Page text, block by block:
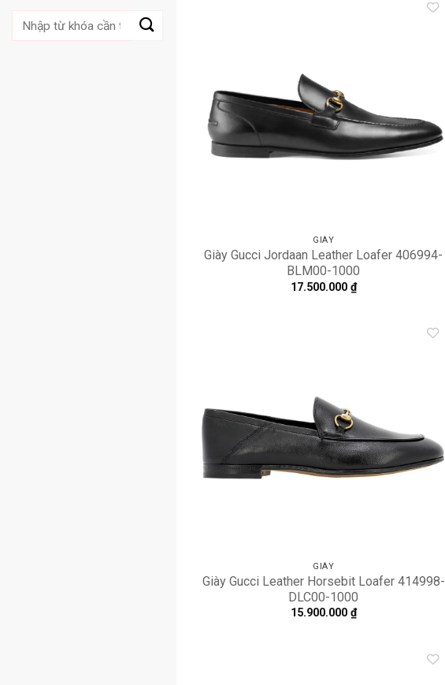
Tìm
kiếm:
GIÀY
Giày Gucci Jordaan Leather Loafer 406994-
BLM00-1000
17.500.000 ₫
GIÀY
Giày Gucci Leather Horsebit Loafer 414998-
DLC00-1000
15.900.000 ₫